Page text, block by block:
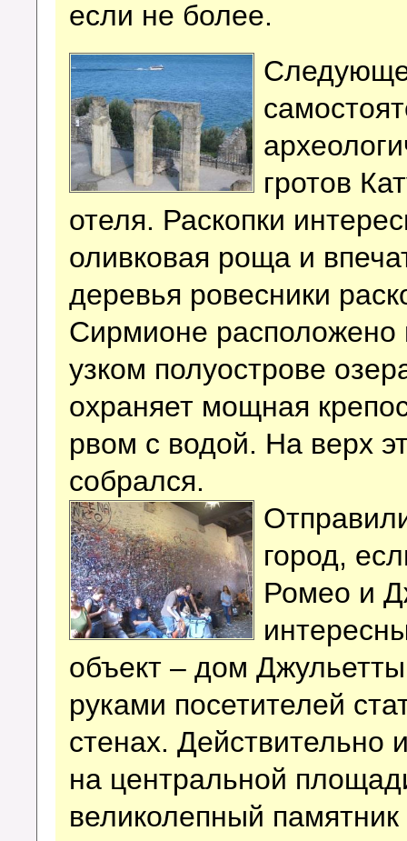
если не более.
гротов
отеля. Раскопки
оливковая роща и
деревья ровесники
Сирмионе
узком полуострове
охраняет мощная
рвом с водой. На верх
собрался.
город,
Ромео и
объект – дом
руками посетителей
стенах. Действительно
на центральной
великолепный